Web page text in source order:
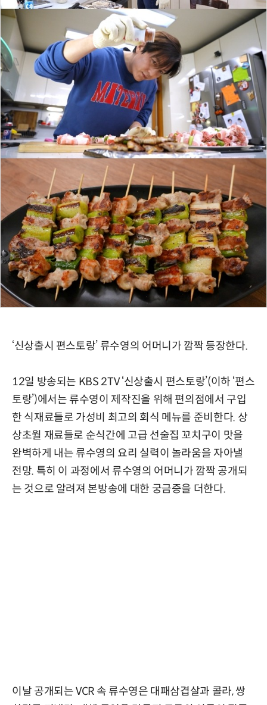
‘신상출시 편스토랑’ 류수영의 어머니가 깜짝 등장한다.
12일 방송되는 KBS 2TV ‘신상출시 편스토랑’(이하 ‘편스
토랑’)에서는 류수영이 제작진을 위해 편의점에서 구입
한 식재료들로 가성비 최고의 회식 메뉴를 준비한다. 상
상초월 재료들로 순식간에 고급 선술집 꼬치구이 맛을
완벽하게 내는 류수영의 요리 실력이 놀라움을 자아낼
전망. 특히 이 과정에서 류수영의 어머니가 깜짝 공개되
는 것으로 알려져 본방송에 대한 궁금증을 더한다.
이날 공개되는 VCR 속 류수영은 대패삼겹살과 콜라, 쌍